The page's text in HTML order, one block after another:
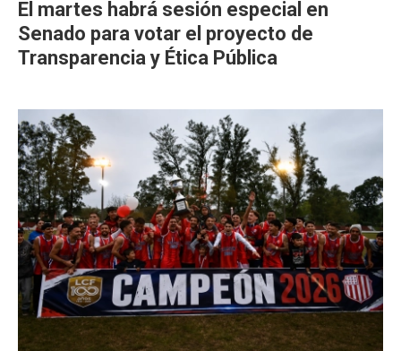
El martes habrá sesión especial en
Senado para votar el proyecto de
Transparencia y Ética Pública